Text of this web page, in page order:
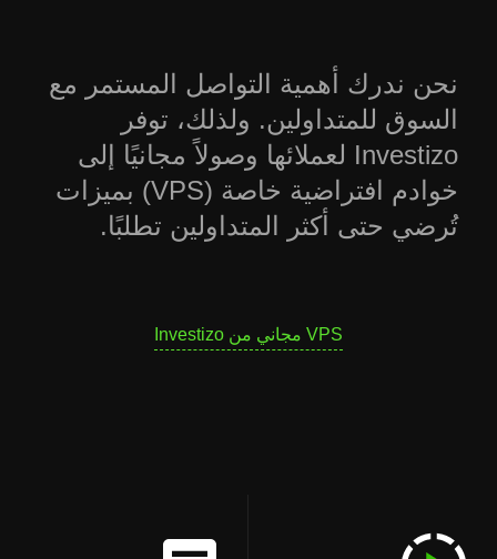
نحن ندرك أهمية التواصل المستمر مع
السوق للمتداولين. ولذلك، توفر
Investizo لعملائها وصولاً مجانيًا إلى
خوادم افتراضية خاصة (VPS) بميزات
تُرضي حتى أكثر المتداولين تطلبًا.
VPS مجاني من Investizo